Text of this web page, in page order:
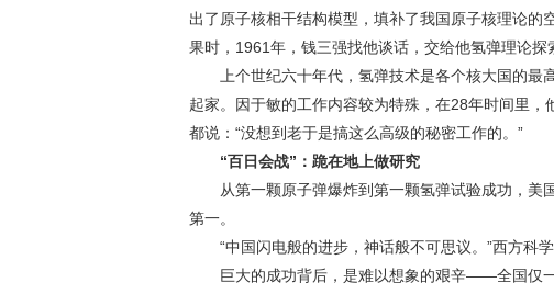
出了原子核相干结构模型，填补了我国原子核理论
果时，1961年，钱三强找他谈话，交给他氢弹理论探
上个世纪六十年代，氢弹技术是各个核大国的最
起家。因于敏的工作内容较为特殊，在28年时间里
都说：“没想到老于是搞这么高级的秘密工作的。”
“百日会战”：跪在地上做研究
从第一颗原子弹爆炸到第一颗氢弹试验成功，美
第一。
“中国闪电般的进步，神话般不可思议。”西方科学
巨大的成功背后，是难以想象的艰辛——全国仅一